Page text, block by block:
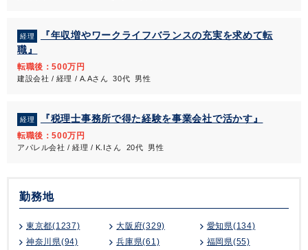
経理
『年収増やワークライフバランスの充実を求めて転
職』
転職後：500万円
建設会社 / 経理 / A.Aさん 30代 男性
経理 『税理士事務所で得た経験を事業会社で活かす』
転職後：500万円
アパレル会社 / 経理 / K.Iさん 20代 男性
勤務地
東京都(1237) 大阪府(329)
愛知県(134)
神奈川県(94)
兵庫県(61)
福岡県(55)